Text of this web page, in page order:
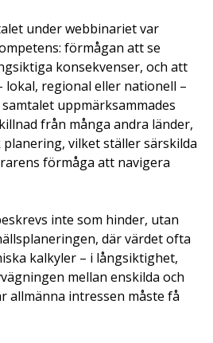
under webbinariet var
förmågan att se
konsekvenser, och att
lokal, regional eller nationell –
uppmärksammades
från många andra länder,
vilket ställer särskilda
förmåga att navigera
inte som hinder, utan
där värdet ofta
kalkyler – i långsiktighet,
mellan enskilda och
allmänna intressen måste få